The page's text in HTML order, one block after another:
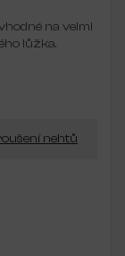
na velmi
lůžka.
nehtů